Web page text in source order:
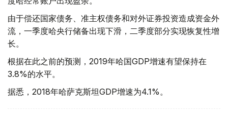
由于偿还国家债务、准主权债务和对外证券投资造成资金外
流，一季度哈央行储备出现下滑，二季度部分实现恢复性增
长。
根据在此之前的预测，2019年哈国GDP增速有望保持在
3.8%的水平。
据悉，2018年哈萨克斯坦GDP增速为4.1%。